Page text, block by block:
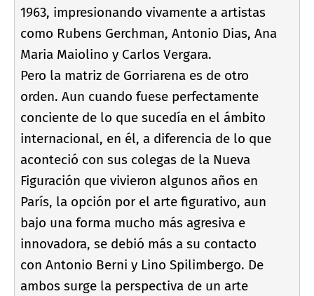
1963, impresionando vivamente a artistas
como Rubens Gerchman, Antonio Dias, Ana
Maria Maiolino y Carlos Vergara.
Pero la matriz de Gorriarena es de otro
orden. Aun cuando fuese perfectamente
conciente de lo que sucedí­a en el ámbito
internacional, en él, a diferencia de lo que
aconteció con sus colegas de la Nueva
Figuración que vivieron algunos años en
Parí­s, la opción por el arte figurativo, aun
bajo una forma mucho más agresiva e
innovadora, se debió más a su contacto
con Antonio Berni y Lino Spilimbergo. De
ambos surge la perspectiva de un arte